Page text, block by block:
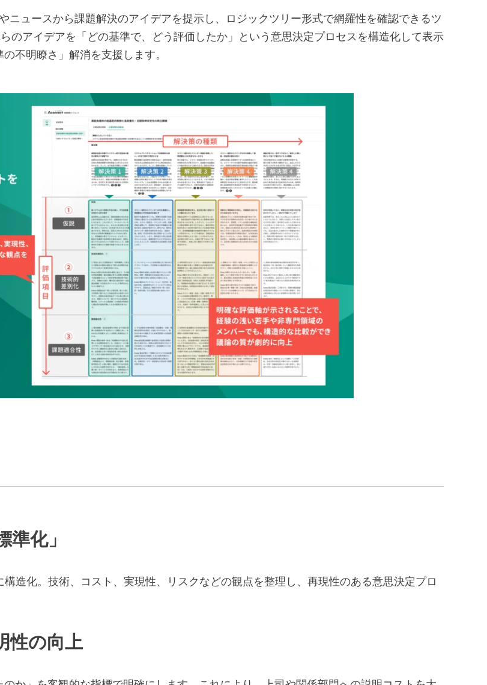
ュースから課題解決のアイデアを提示し、ロジックツリー形式で網羅性を確認できるツ
のアイデアを「どの基準で、どう評価したか」という意思決定プロセスを構造化して表示
不明瞭さ」解消を支援します。
化」
造化。技術、コスト、実現性、リスクなどの観点を整理し、再現性のある意思決定プロ
性の向上